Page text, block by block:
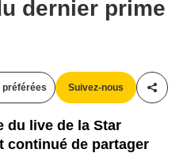
dernier prime
préférées Suivez-nous
du live de la Star
continué de partager